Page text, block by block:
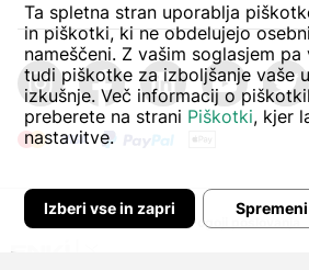
Pogoji poslovanja
Ta spletna stran uporablja
in piškotki, ki ne obdelujejo
nameščeni. Z vašim soglasjem
tudi piškotke za izboljšanje vaše
izkušnje. Več informacij o
preberete na strani Piškotki, kjer
nastavitve.
Izberi vse in zapri